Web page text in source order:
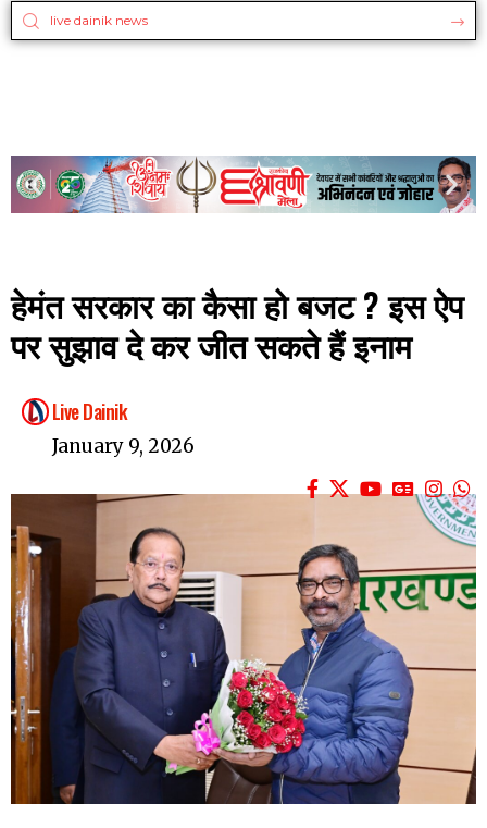
हेमंत सरकार का कैसा हो बजट ? इस ऐप
पर सुझाव दे कर जीत सकते हैं इनाम
Live Dainik
January 9, 2026